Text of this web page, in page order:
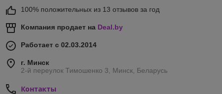
100% положительных из 13 отзывов за год
Компания продает на Deal.by
Работает с 02.03.2014
г. Минск
2-й переулок Тимошенко 3, Минск, Беларусь
Контакты